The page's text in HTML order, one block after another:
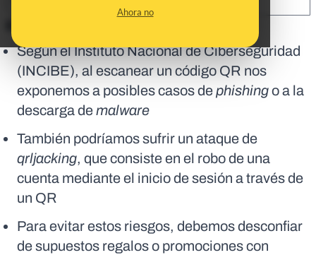
Ahora no
Según el Instituto Nacional de Ciberseguridad
(INCIBE), al escanear un código QR nos
exponemos a posibles casos dephishingoa la
descarga demalware
También podríamos sufrir un ataque de
qrljacking, que consiste en el robo de una
cuenta mediante el inicio de sesión a través de
un QR
Para evitar estos riesgos, debemos desconfiar
de supuestos regalos o promociones con